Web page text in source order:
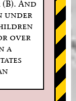
And
under
over
a